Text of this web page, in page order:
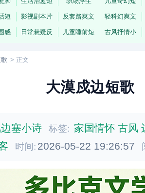
短 影视剧本片 反套路爽文 轻科幻爽文
感 日常悬疑反 儿童睡前短 古风抒情小
> 正文
大漠戍边短歌
塞小诗 标签: 家国情怀 古风
时间: 2026-05-22 19:26:57